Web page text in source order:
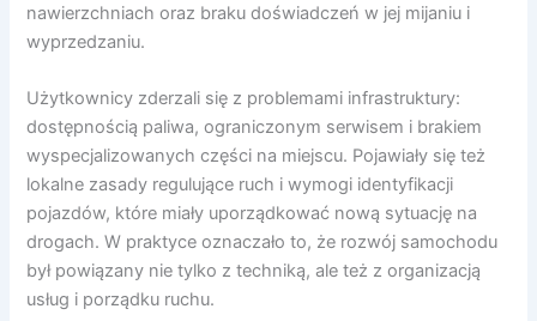
nawierzchniach oraz braku doświadczeń w jej mijaniu i
wyprzedzaniu.
Użytkownicy zderzali się z problemami infrastruktury:
dostępnością paliwa, ograniczonym serwisem i brakiem
wyspecjalizowanych części na miejscu. Pojawiały się też
lokalne zasady regulujące ruch i wymogi identyfikacji
pojazdów, które miały uporządkować nową sytuację na
drogach. W praktyce oznaczało to, że rozwój samochodu
był powiązany nie tylko z techniką, ale też z organizacją
usług i porządku ruchu.